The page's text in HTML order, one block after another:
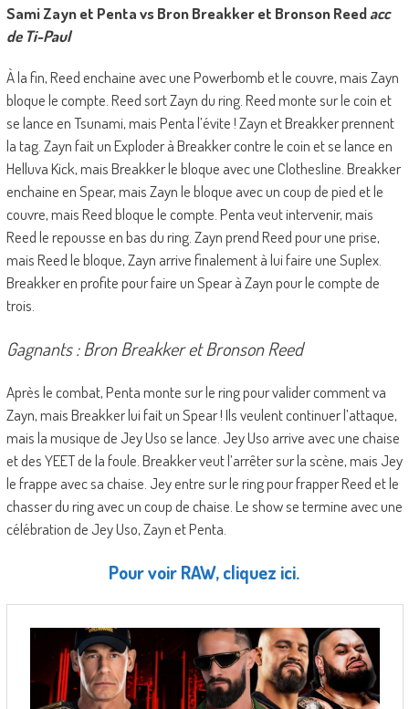
Sami Zayn et Penta vs Bron Breakker et Bronson Reedacc
de Ti-Paul
À la fin, Reed enchaine avec une Powerbomb et le couvre, mais Zayn
bloque le compte. Reed sort Zayn du ring. Reed monte sur le coin et
se lance en Tsunami, mais Penta l’évite ! Zayn et Breakker prennent
la tag. Zayn fait un Exploder à Breakker contre le coin et se lance en
Helluva Kick, mais Breakker le bloque avec une Clothesline. Breakker
enchaine en Spear, mais Zayn le bloque avec un coup de pied et le
couvre, mais Reed bloque le compte. Penta veut intervenir, mais
Reed le repousse en bas du ring. Zayn prend Reed pour une prise,
mais Reed le bloque, Zayn arrive finalement à lui faire une Suplex.
Breakker en profite pour faire un Spear à Zayn pour le compte de
trois.
Gagnants : Bron Breakker et Bronson Reed
Après le combat, Penta monte sur le ring pour valider comment va
Zayn, mais Breakker lui fait un Spear ! Ils veulent continuer l’attaque,
mais la musique de Jey Uso se lance. Jey Uso arrive avec une chaise
et des YEET de la foule. Breakker veut l’arrêter sur la scène, mais Jey
le frappe avec sa chaise. Jey entre sur le ring pour frapper Reed et le
chasser du ring avec un coup de chaise. Le show se termine avec une
célébration de Jey Uso, Zayn et Penta.
Pour voir RAW, cliquez ici.